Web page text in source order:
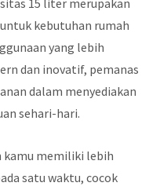
15 liter merupakan
kebutuhan rumah
yang lebih
dan inovatif, pemanas
dalam menyediakan
sehari-hari.
kamu memiliki lebih
satu waktu, cocok